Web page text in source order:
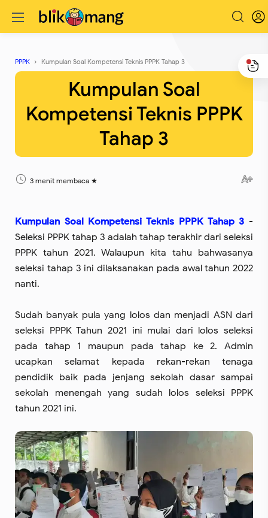
PPPK Kumpulan Soal Kompetensi Teknis PPPK Tahap 3
Kumpulan Soal
Kompetensi Teknis PPPK
Tahap 3
3 menit membaca
Kumpulan Soal Kompetensi Teknis PPPK Tahap 3 -
Seleksi PPPK tahap 3 adalah tahap terakhir dari seleksi
PPPK tahun 2021. Walaupun kita tahu bahwasanya
seleksi tahap 3 ini dilaksanakan pada awal tahun 2022
nanti.
Sudah banyak pula yang lolos dan menjadi ASN dari
seleksi PPPK Tahun 2021 ini mulai dari lolos seleksi
pada tahap 1 maupun pada tahap ke 2. Admin
ucapkan selamat kepada rekan-rekan tenaga
pendidik baik pada jenjang sekolah dasar sampai
sekolah menengah yang sudah lolos seleksi PPPK
tahun 2021 ini.